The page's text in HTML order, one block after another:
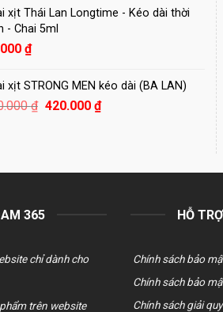
là:
450.000 ₫.
tại
xịt Thái Lan Longtime - Kéo dài thời
- Chai 5ml
₫
xịt STRONG MEN kéo dài (BA LAN)
₫ Giá
420.000 ₫Giá
420.000 ₫.
365
chỉ dành cho
trên website
HỖ
Chính sách bảo
Chính sách bảo
Chính sách giải